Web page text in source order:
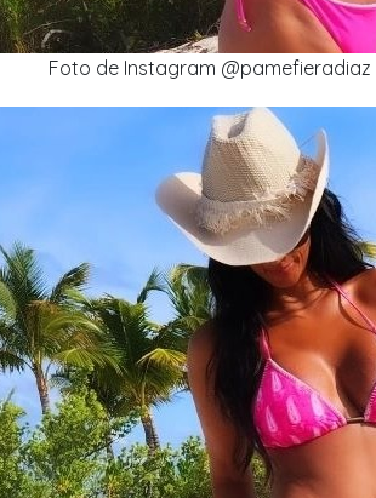
Foto de Instagram @pamefieradiaz